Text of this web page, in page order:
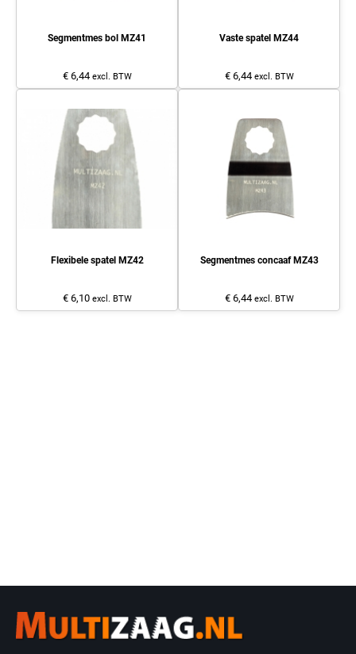
Segmentmes bol MZ41
€ 6,44 excl. BTW
Vaste spatel MZ44
€ 6,44 excl. BTW
Flexibele spatel MZ42
€ 6,10 excl. BTW
Segmentmes concaaf MZ43
€ 6,44 excl. BTW